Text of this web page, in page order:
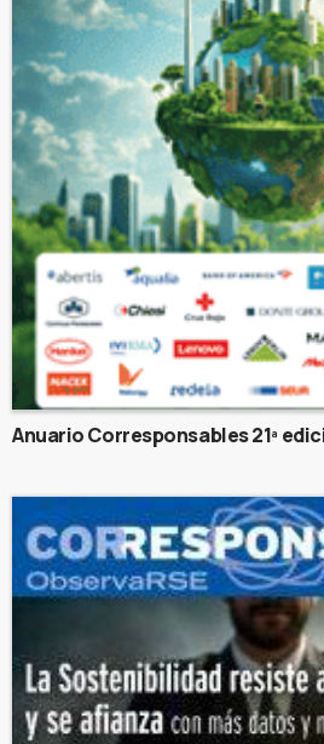
Anuario Corresponsables 21ª